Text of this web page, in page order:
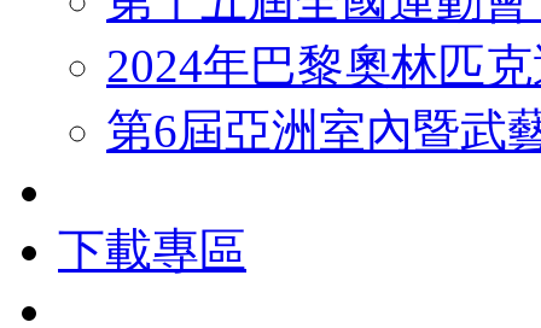
2024年巴黎奧林匹
第6屆亞洲室內暨武
下載專區